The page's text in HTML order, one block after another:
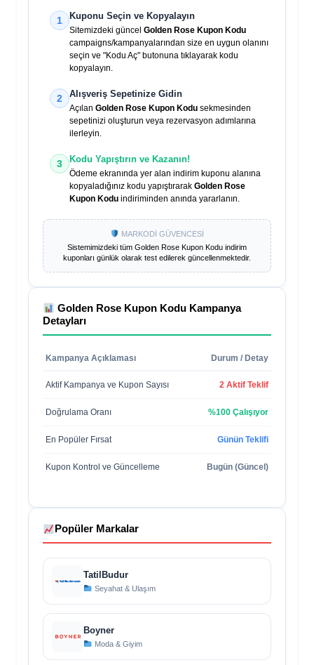
1 Kuponu Seçin ve Kopyalayın
Sitemizdeki güncel Golden Rose Kupon Kodu
campaigns/kampanyalarından size en uygun olanını
seçin ve "Kodu Aç" butonuna tıklayarak kodu
kopyalayın.
2 Alışveriş Sepetinize Gidin
Açılan Golden Rose Kupon Kodu sekmesinden
sepetinizi oluşturun veya rezervasyon adımlarına
ilerleyin.
3 Kodu Yapıştırın ve Kazanın!
Ödeme ekranında yer alan indirim kuponu alanına
kopyaladığınız kodu yapıştırarak Golden Rose
Kupon Kodu indiriminden anında yararlanın.
MARKODİ GÜVENCESİ
Sistemimizdeki tüm Golden Rose Kupon Kodu indirim
kuponları günlük olarak test edilerek güncellenmektedir.
Golden Rose Kupon Kodu Kampanya
Detayları
Kampanya Açıklaması Durum / Detay
Aktif Kampanya ve Kupon Sayısı 2 Aktif Teklif
Doğrulama Oranı %100 Çalışıyor
En Popüler Fırsat Günün Teklifi
Kupon Kontrol ve Güncelleme Bugün (Güncel)
Popüler Markalar
TatilBudur
Seyahat & Ulaşım
Boyner
Moda & Giyim